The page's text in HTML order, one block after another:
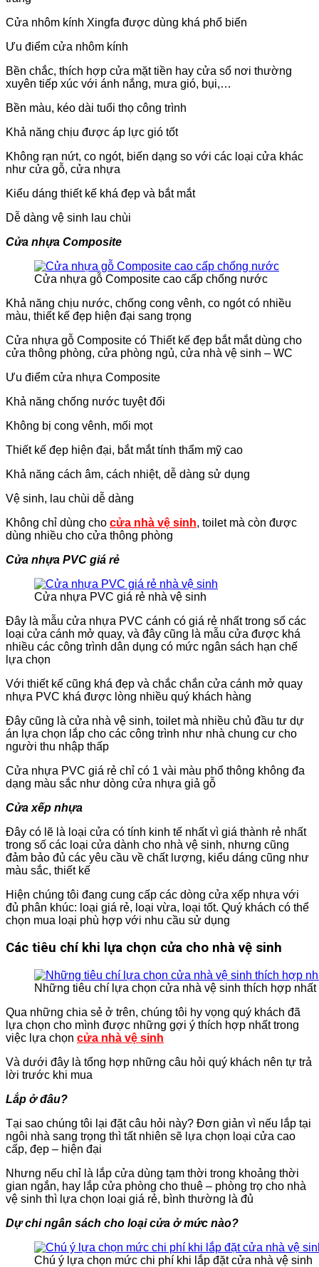
Cửa nhôm kính Xingfa được dùng khá phổ biến
Ưu điểm cửa nhôm kính
Bền chắc, thích hợp cửa mặt tiền hay cửa sổ nơi thường
xuyên tiếp xúc với ánh nắng, mưa gió, bụi,…
Bền màu, kéo dài tuổi thọ công trình
Khả năng chịu được áp lực gió tốt
Không rạn nứt, co ngót, biến dạng so với các loại cửa khác
như cửa gỗ, cửa nhựa
Kiểu dáng thiết kế khá đẹp và bắt mắt
Dễ dàng vệ sinh lau chùi
Cửa nhựa Composite
Cửa nhựa gỗ Composite cao cấp chống nước
Khả năng chịu nước, chống cong vênh, co ngót có nhiều
màu, thiết kế đẹp hiện đại sang trọng
Cửa nhựa gỗ Composite có Thiết kế đẹp bắt mắt dùng cho
cửa thông phòng, cửa phòng ngủ, cửa nhà vệ sinh – WC
Ưu điểm cửa nhựa Composite
Khả năng chống nước tuyệt đối
Không bị cong vênh, mối mọt
Thiết kế đẹp hiện đại, bắt mắt tính thẩm mỹ cao
Khả năng cách âm, cách nhiệt, dễ dàng sử dụng
Vệ sinh, lau chùi dễ dàng
Không chỉ dùng cho cửa nhà vệ sinh, toilet mà còn được
dùng nhiều cho cửa thông phòng
Cửa nhựa PVC giá rẻ
Cửa nhựa PVC giá rẻ nhà vệ sinh
Đây là mẫu cửa nhựa PVC cánh có giá rẻ nhất trong số các
loại cửa cánh mở quay, và đây cũng là mẫu cửa được khá
nhiều các công trình dân dụng có mức ngân sách hạn chế
lựa chọn
Với thiết kế cũng khá đẹp và chắc chắn cửa cánh mở quay
nhựa PVC khá được lòng nhiều quý khách hàng
Đây cũng là cửa nhà vệ sinh, toilet mà nhiều chủ đầu tư dự
án lựa chọn lắp cho các công trình như nhà chung cư cho
người thu nhập thấp
Cửa nhựa PVC giá rẻ chỉ có 1 vài màu phổ thông không đa
dạng màu sắc như dòng cửa nhựa giả gỗ
Cửa xếp nhựa
Đây có lẽ là loại cửa có tính kinh tế nhất vì giá thành rẻ nhất
trong số các loại cửa dành cho nhà vệ sinh, nhưng cũng
đảm bảo đủ các yêu cầu về chất lượng, kiểu dáng cũng như
màu sắc, thiết kế
Hiện chúng tôi đang cung cấp các dòng cửa xếp nhựa với
đủ phân khúc: loại giá rẻ, loại vừa, loại tốt. Quý khách có thể
chọn mua loại phù hợp với nhu cầu sử dụng
Các tiêu chí khi lựa chọn cửa cho nhà vệ sinh
Những tiêu chí lựa chọn cửa nhà vệ sinh thích hợp nhất
Qua những chia sẻ ở trên, chúng tôi hy vọng quý khách đã
lựa chọn cho mình được những gợi ý thích hợp nhất trong
việc lựa chọn cửa nhà vệ sinh
Và dưới đây là tổng hợp những câu hỏi quý khách nên tự trả
lời trước khi mua
Lắp ở đâu?
Tại sao chúng tôi lại đặt câu hỏi này? Đơn giản vì nếu lắp tại
ngôi nhà sang trọng thì tất nhiên sẽ lựa chọn loại cửa cao
cấp, đẹp – hiện đại
Nhưng nếu chỉ là lắp cửa dùng tạm thời trong khoảng thời
gian ngắn, hay lắp cửa phòng cho thuê – phòng trọ cho nhà
vệ sinh thì lựa chọn loại giá rẻ, bình thường là đủ
Dự chi ngân sách cho loại cửa ở mức nào?
Chú ý lựa chọn mức chi phí khi lắp đặt cửa nhà vệ sinh